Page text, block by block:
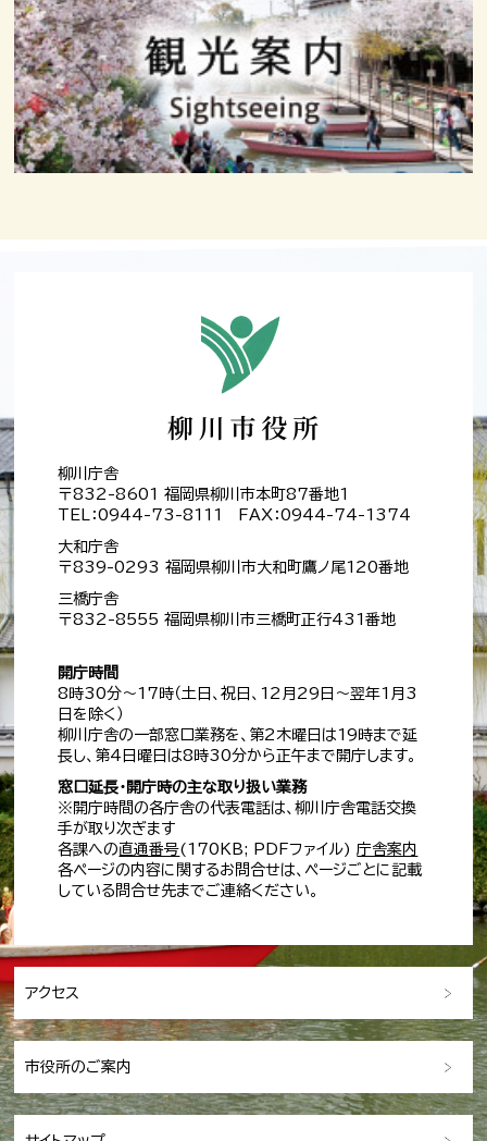
柳川庁舎
〒832-8601 福岡県柳川市本町87番地1
TEL：0944-73-8111 FAX：0944-74-1374
大和庁舎
〒839-0293 福岡県柳川市大和町鷹ノ尾120番地
三橋庁舎
〒832-8555 福岡県柳川市三橋町正行431番地
開庁時間
8時30分～17時（土日、祝日、12月29日～翌年1月3
日を除く）
柳川庁舎の一部窓口業務を、第2木曜日は19時まで延
長し、第4日曜日は8時30分から正午まで開庁します。
窓口延長・開庁時の主な取り扱い業務
※開庁時間の各庁舎の代表電話は、柳川庁舎電話交換
手が取り次ぎます
各課への直通番号(170KB; PDFファイル)庁舎案内
各ページの内容に関するお問合せは、ページごとに記載
している問合せ先までご連絡ください。
アクセス
市役所のご案内